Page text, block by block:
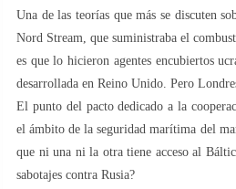
Una de las teorías que más se discuten
Nord Stream, que suministraba el
es que lo hicieron agentes encubiertos
desarrollada en Reino Unido. Pero
El punto del pacto dedicado a la
el ámbito de la seguridad marítima del
que ni una ni la otra tiene acceso al
sabotajes contra Rusia?